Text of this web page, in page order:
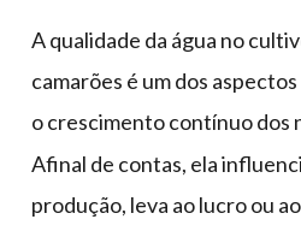
lonas
multiúso
A qualidade da água no
camarões é um dos
o crescimento contínuo dos
Afinal de contas, ela
produção, leva ao lucro ou